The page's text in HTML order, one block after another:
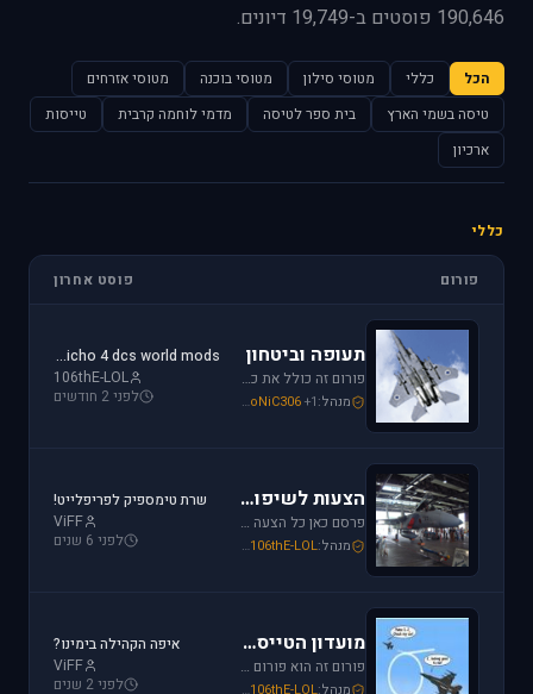
190,646 פוסטים ב-19,749 דיונים.
הכל כללי מטוסי סילון מטוסי בוכנה
מטוסי אזרחים
טיסה בשמי הארץ
בית ספר לטיסה מדמי לוחמה קרבית
טייסות
ארכיון
כללי
פורום פוסט אחרון
תעופה וביטחון
פורום זה כולל את כל נושאי התעופה האזרחית, הצבאית והבטחון בארץ ובעולם. ניתן לדון בכל נושא אקטואלי או היסטורי בתחומים אלו.
מנהל: Mike_69th SoNiC306+1
jericho 4 dcs world mods
106thE-LOL
לפני 2 חודשים
הצעות לשיפור / הערות ומתן פידבק
פרסם כאן כל הצעה לשיפור שברצונך לראות מתגשמת או הערות לגבי דברים שברצונך לראות נעלמים או מציקים לך.
מנהל: Mike_69th ,106thE-LOL
שרת טימספיק לפריפלייט!
ViFF
לפני 6 שנים
מועדון הטייסים
פורום זה הוא פורום (OT (Off Topic פרסם כאן כל הודעה שמתחשקת לך וראויה לדיון.
מנהל: Mike_69th ,106thE-LOL
איפה הקהילה בימינו?
ViFF
לפני 2 שנים